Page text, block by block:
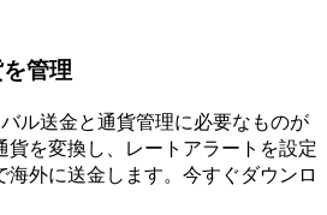
管理
ル送金と通貨管理に必要なものが
貨を変換し、レートアラートを設定
海外に送金します。今すぐダウンロ